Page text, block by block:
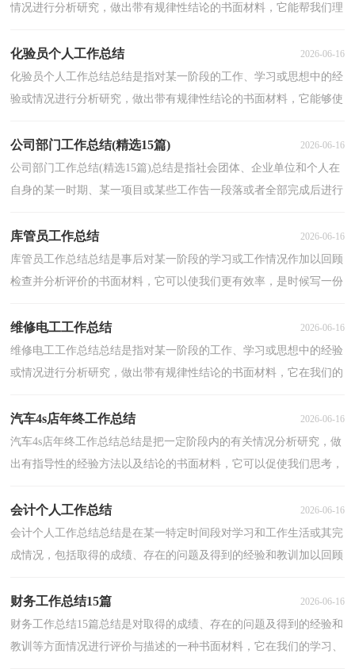
情况进行分析研究，做出带有规律性结论的书面材料，它能帮我们理
化验员个人工作总结 2026-06-16
化验员个人工作总结总结是指对某一阶段的工作、学习或思想中的经
验或情况进行分析研究，做出带有规律性结论的书面材料，它能够使
公司部门工作总结(精选15篇) 2026-06-16
公司部门工作总结(精选15篇)总结是指社会团体、企业单位和个人在
自身的某一时期、某一项目或某些工作告一段落或者全部完成后进行
库管员工作总结 2026-06-16
库管员工作总结总结是事后对某一阶段的学习或工作情况作加以回顾
检查并分析评价的书面材料，它可以使我们更有效率，是时候写一份
维修电工工作总结 2026-06-16
维修电工工作总结总结是指对某一阶段的工作、学习或思想中的经验
或情况进行分析研究，做出带有规律性结论的书面材料，它在我们的
汽车4s店年终工作总结 2026-06-16
汽车4s店年终工作总结总结是把一定阶段内的有关情况分析研究，做
出有指导性的经验方法以及结论的书面材料，它可以促使我们思考，
会计个人工作总结 2026-06-16
会计个人工作总结总结是在某一特定时间段对学习和工作生活或其完
成情况，包括取得的成绩、存在的问题及得到的经验和教训加以回顾
财务工作总结15篇 2026-06-16
财务工作总结15篇总结是对取得的成绩、存在的问题及得到的经验和
教训等方面情况进行评价与描述的一种书面材料，它在我们的学习、